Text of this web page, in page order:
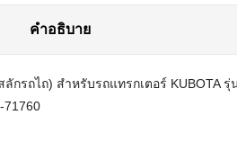
คำอธิบาย
กรถไถ) สำหรับรถแทรกเตอร์ KUBOTA รุ่
71760